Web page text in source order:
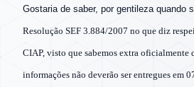
Gostaria de saber, por gentileza quando
Resolução SEF 3.884/2007 no que diz
CIAP, visto que sabemos extra oficialmente
informações não deverão ser entregues em